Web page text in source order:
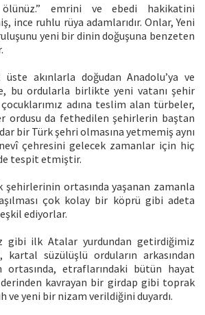
emrini ve ebedi hakikatini
ince ruhlu rüya adamlarıdır. Onlar, Yeni
yeni bir dinin doğuşuna benzeten
akınlarla doğudan Anadolu’ya ve
bu ordularla birlikte yeni vatanı şehir
adına teslim alan türbeler,
ordusu da fethedilen şehirlerin baştan
bir Türk şehri olmasına yetmemiş aynı
çehresini gelecek zamanlar için hiç
tespit etmiştir.
şehirlerinin ortasında yaşanan zamanla
çok kolay bir köprü gibi adeta
ediyorlar.
gibi ilk Atalar yurdundan getirdiğimiz
kartal süzülüşlü orduların arkasından
etraflarındaki bütün hayat
kavrayan bir girdap gibi toprak
ve yeni bir nizam verildiğini duyardı.